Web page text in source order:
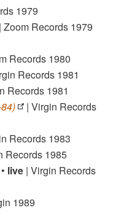
1979
| Zoom Records 1979
Records 1980
Records 1981
Records 1981
| Virgin Records
Records 1983
Records 1985
• live | Virgin Records
1989